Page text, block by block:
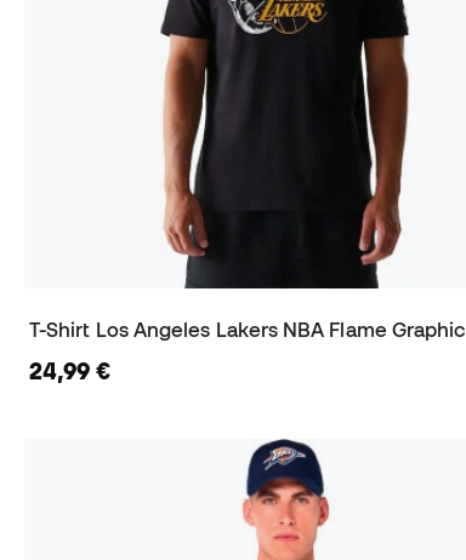
T-Shirt Los Angeles Lakers NBA Flame Graphic
24,99 €